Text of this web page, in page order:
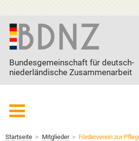
Zum Inhalt springen
Bundesgemeinschaft für deutsch-
niederländische Zusammenarbeit
Startseite Mitglieder
Förderverein zur